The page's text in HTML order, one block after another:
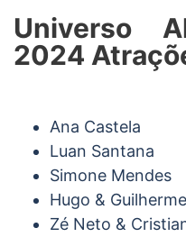
Universo
2024
Ana Castela
Luan Santana
Simone Mendes
Hugo & Guilherme
Zé Neto &